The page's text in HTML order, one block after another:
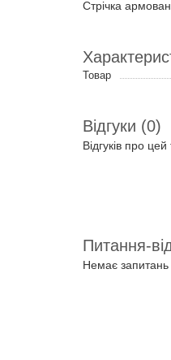
Стрічка
Товар
Відгуки (0)
Відгуків про
Питання-
Немає запитань